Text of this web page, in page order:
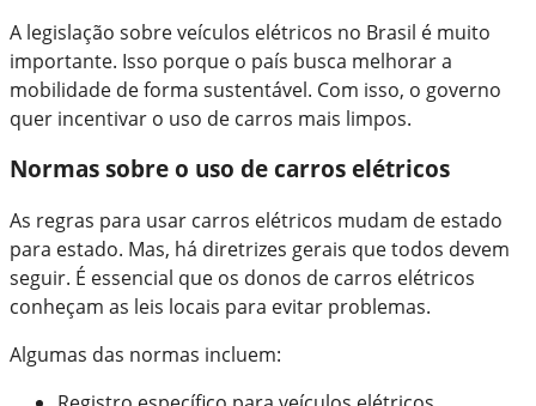
A legislação sobre veículos elétricos no Brasil é muito
importante. Isso porque o país busca melhorar a
mobilidade de forma sustentável. Com isso, o governo
quer incentivar o uso de carros mais limpos.
Normas sobre o uso de carros elétricos
As regras para usar carros elétricos mudam de estado
para estado. Mas, há diretrizes gerais que todos devem
seguir. É essencial que os donos de carros elétricos
conheçam as leis locais para evitar problemas.
Algumas das normas incluem: